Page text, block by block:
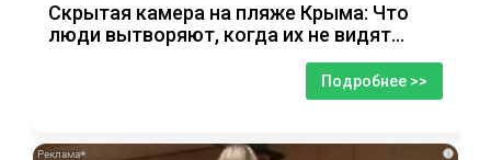
Скрытая камера на пляже Крыма: Что
люди вытворяют, когда их не видят...
Подробнее >>
i